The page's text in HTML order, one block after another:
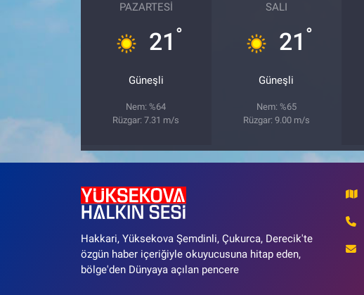
PAZARTESI
21 °
Güneşli
Nem: %64
Rüzgar: 7.31 m/s
SALI
21 °
Güneşli
Nem: %65
Rüzgar: 9.00 m/s
Hakkari, Yüksekova Şemdinli, Çukurca, Derecik'te
özgün haber içeriğiyle okuyucusuna hitap eden,
bölge'den Dünyaya açılan pencere